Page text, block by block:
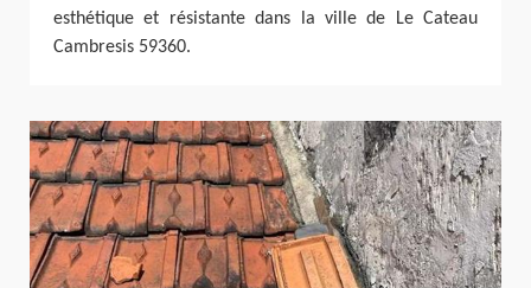
esthétique et résistante dans la ville de Le Cateau
Cambresis 59360.